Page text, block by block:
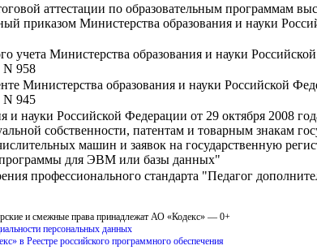
аттестации по образовательным программам
приказом Министерства образования и науки
учета Министерства образования и науки
N 958
Министерства образования и науки Российской
N 945
науки Российской Федерации от 29 октября 2008
собственности, патентам и товарным знакам
машин и заявок на государственную
программы для ЭВМ или базы данных"
профессионального стандарта "Педагог
и смежные права принадлежат АО «Кодекс» — 0+
персональных данных
в Реестре российского программного обеспечения